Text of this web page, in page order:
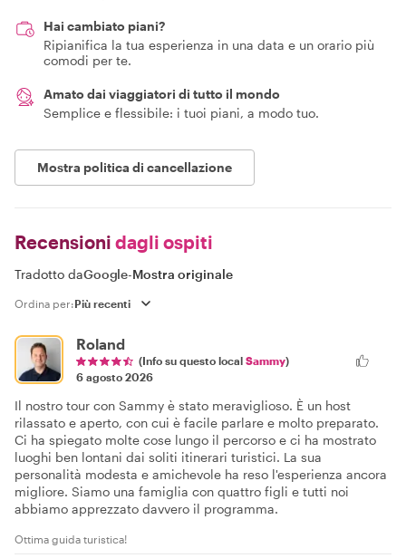
Hai cambiato piani?
Ripianifica la tua esperienza in una data e un orario più
comodi per te.
Amato dai viaggiatori di tutto il mondo
Semplice e flessibile: i tuoi piani, a modo tuo.
Mostra politica di cancellazione
Recensioni dagli ospiti
Tradotto daGoogle-Mostra originale
Ordina per:
Roland
(Info su questo local Sammy)
6 agosto 2026
Il nostro tour con Sammy è stato meraviglioso. È un host
rilassato e aperto, con cui è facile parlare e molto preparato.
Ci ha spiegato molte cose lungo il percorso e ci ha mostrato
luoghi ben lontani dai soliti itinerari turistici. La sua
personalità modesta e amichevole ha reso l'esperienza ancora
migliore. Siamo una famiglia con quattro figli e tutti noi
abbiamo apprezzato davvero il programma.
Ottima guida turistica!